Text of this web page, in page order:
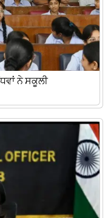
ਨੇ ਸਕੂਲੀ